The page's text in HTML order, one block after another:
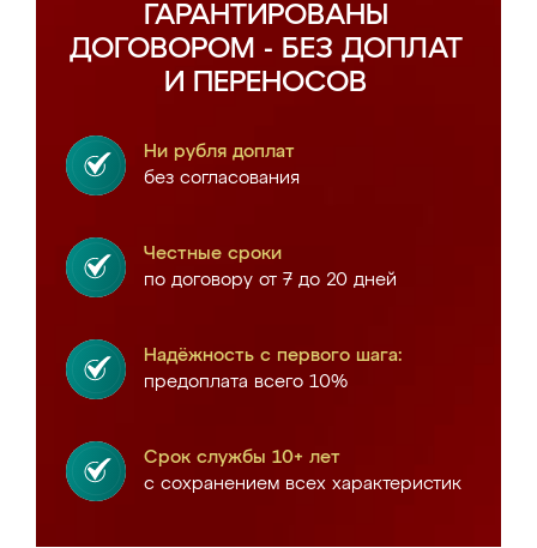
ГАРАНТИРОВАНЫ
ДОГОВОРОМ - БЕЗ ДОПЛАТ
И ПЕРЕНОСОВ
Ни рубля доплат
без согласования
Честные сроки
по договору от 7 до 20 дней
Надёжность с первого шага:
предоплата всего 10%
Срок службы 10+ лет
с сохранением всех характеристик